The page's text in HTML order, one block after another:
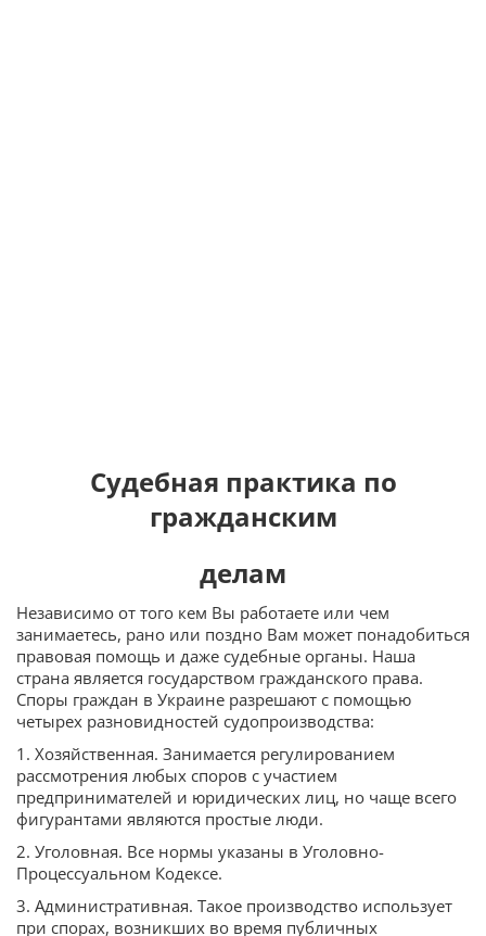
Судебная практика по
гражданским
делам
Независимо от того кем Вы работаете или чем
занимаетесь, рано или поздно Вам может понадобиться
правовая помощь и даже судебные органы. Наша
страна является государством гражданского права.
Споры граждан в Украине разрешают с помощью
четырех разновидностей судопроизводства:
1. Хозяйственная. Занимается регулированием
рассмотрения любых споров с участием
предпринимателей и юридических лиц, но чаще всего
фигурантами являются простые люди.
2. Уголовная. Все нормы указаны в Уголовно-
Процессуальном Кодексе.
3. Административная. Такое производство использует
при спорах, возникших во время публичных